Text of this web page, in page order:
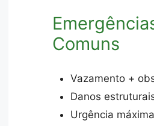
Comuns
Vazamento +
Danos
Urgência máxima